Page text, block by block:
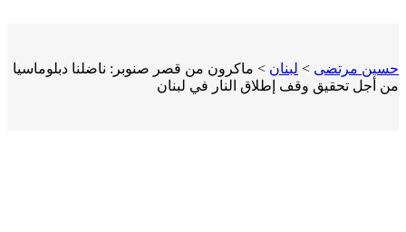
حسين مرتضى > لبنان > ماكرون من قصر صنوبر: ناضلنا دبلوماسيا
من أجل تحقيق وقف إطلاق النار في لبنان